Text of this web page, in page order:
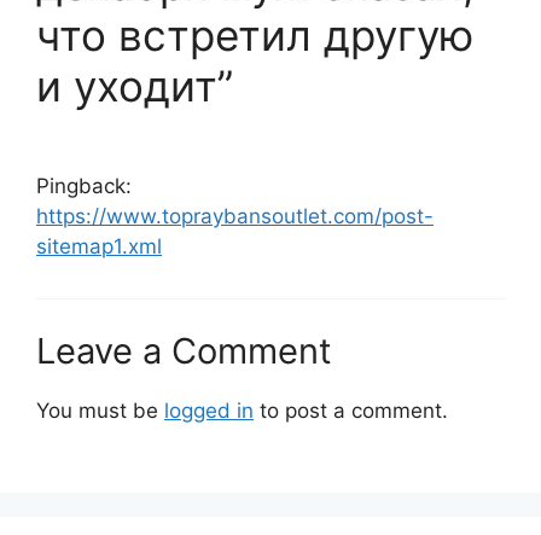
что встретил другую
и уходит”
Pingback:
https://www.topraybansoutlet.com/post-
sitemap1.xml
Leave a Comment
You must be logged in to post a comment.